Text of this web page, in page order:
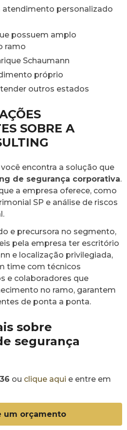
ramo
Schaumann
próprio
outros estados
SOBRE A
encontra a solução que
de segurança corporativa.
a empresa oferece, como
SP e análise de riscos
e precursora no segmento,
pela empresa ter escritório
e localização privilegiada,
time com técnicos
e colaboradores que
no ramo, garantem
de ponta a ponta.
sobre
segurança
ou clique aqui e entre em
um orçamento